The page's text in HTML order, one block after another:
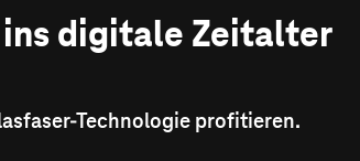
digitale Zeitalter
Technologie profitieren.